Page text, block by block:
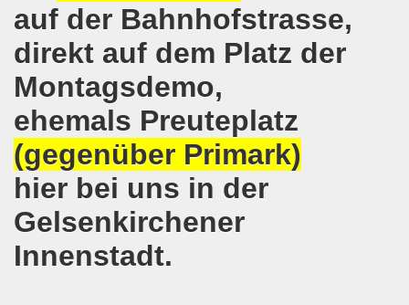
auf der Bahnhofstrasse,
direkt auf dem Platz der
Montagsdemo,
ehemals Preuteplatz
(gegenüber Primark)
hier bei uns in der
Gelsenkirchener
Innenstadt.
Bewegung erklärt sich solidarisch mit der
Bewegung mit breiter Themenpalette
Bewegung am 06.11.2017 - Auf nach Bonn zur großen
am 11.11.2017 in Bonn
protestiert und demonstriert entschieden gegen
Bewegung mit breit gefächerter Themen-Palette
protestiert: Faschist filmt Protestaktion - von